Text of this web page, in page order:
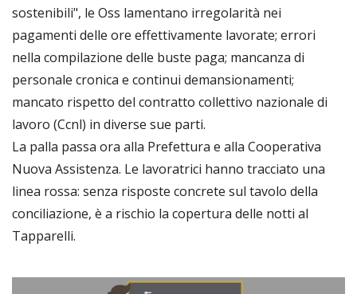
sostenibili", le Oss lamentano irregolarità nei
pagamenti delle ore effettivamente lavorate; errori
nella compilazione delle buste paga; mancanza di
personale cronica e continui demansionamenti;
mancato rispetto del contratto collettivo nazionale di
lavoro (Ccnl) in diverse sue parti.
La palla passa ora alla Prefettura e alla Cooperativa
Nuova Assistenza. Le lavoratrici hanno tracciato una
linea rossa: senza risposte concrete sul tavolo della
conciliazione, è a rischio la copertura delle notti al
Tapparelli.